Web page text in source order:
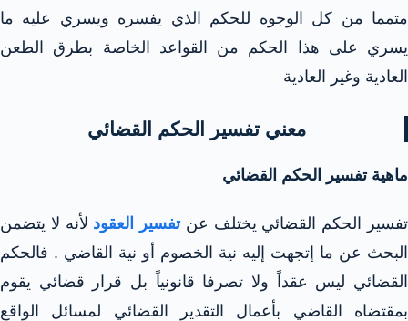
متمما من كل الوجوه للحكم الذي يفسره ويسري عليه ما
يسري على هذا الحكم من القواعد الخاصة بطرق الطعن
العادية وغير العادية
معني تفسير الحكم القضائي
ماهية تفسير الحكم القضائي
تفسير الحكم القضائي يختلف عنتفسير العقود لأنه لا يتضمن
البحث عن ما إتجهت إليه نية الخصوم أو نية القاضي . فالحكم
القضائي ليس عقداً ولا تصرفا قانونياً بل قرار قضائي يقوم
بمقتضاه القاضي بأعمال التقدير القضائي لمسائل الواقع